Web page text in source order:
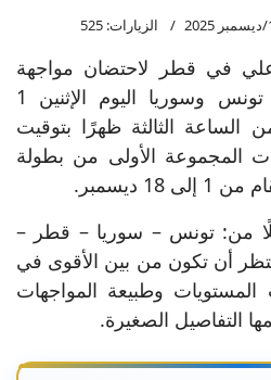
الزيارات: 525
في قطر لاحتضان مواجهة
قوية تجمع بين منتخبي تونس وسوريا اليوم الإثنين 1
من الساعة الثالثة ظهرًا بتوقيت
المجموعة الأولى من بطولة
من: تونس – سوريا – قطر –
أن تكون من بين الأقوى في
المستويات وطبيعة المواجهات
التفاصيل الصغيرة.